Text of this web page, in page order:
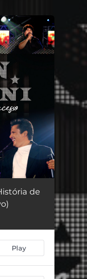
Faz de Conta (L´italiano) - Ao Vivo 05:39
Eu Busco uma Estrela - Ao Vivo 03:59
Dou a Cara Pra Bater - Ao Vivo
de
Play